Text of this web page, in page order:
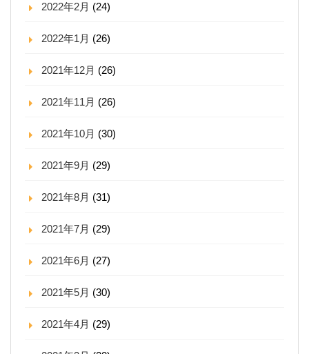
2022年2月 (24)
2022年1月 (26)
2021年12月 (26)
2021年11月 (26)
2021年10月 (30)
2021年9月 (29)
2021年8月 (31)
2021年7月 (29)
2021年6月 (27)
2021年5月 (30)
2021年4月 (29)